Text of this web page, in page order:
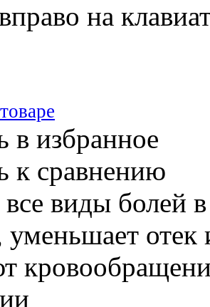
на
в избранное
к сравнению
виды болей